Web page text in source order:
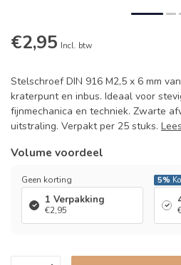
€2,95 Incl. btw
Stelschroef DIN 916 M2,5 x 6 mm
kraterpunt en inbus. Ideaal voor
fijnmechanica en techniek. Zwarte
uitstraling. Verpakt per 25 stuks.
Volume voordeel
Geen korting
1 Verpakking
€2,95
5%